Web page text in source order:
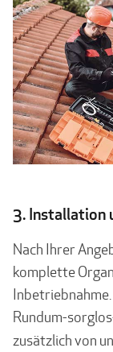
3. Installation
Nach Ihrer
komplette
Rundum-
zusätzlich von